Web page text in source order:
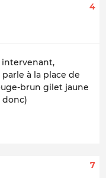
4
intervenant,
à la place de
brun gilet jaune
donc)
7